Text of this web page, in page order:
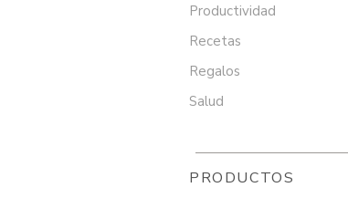
Productividad
Recetas
Regalos
Salud
PRODUCTOS